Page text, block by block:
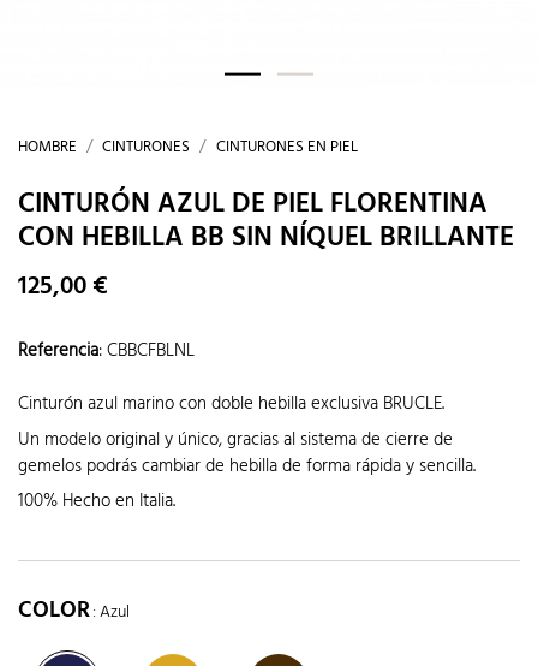
HOMBRE CINTURONES CINTURONES EN PIEL
CINTURÓN AZUL DE PIEL FLORENTINA
CON HEBILLA BB SIN NÍQUEL BRILLANTE
125,00 €
Referencia:CBBCFBLNL
Cinturón azul marino con doble hebilla exclusiva BRUCLE.
Un modelo original y único, gracias al sistema de cierre de
gemelos podrás cambiar de hebilla de forma rápida y sencilla.
100% Hecho en Italia.
COLOR: Azul